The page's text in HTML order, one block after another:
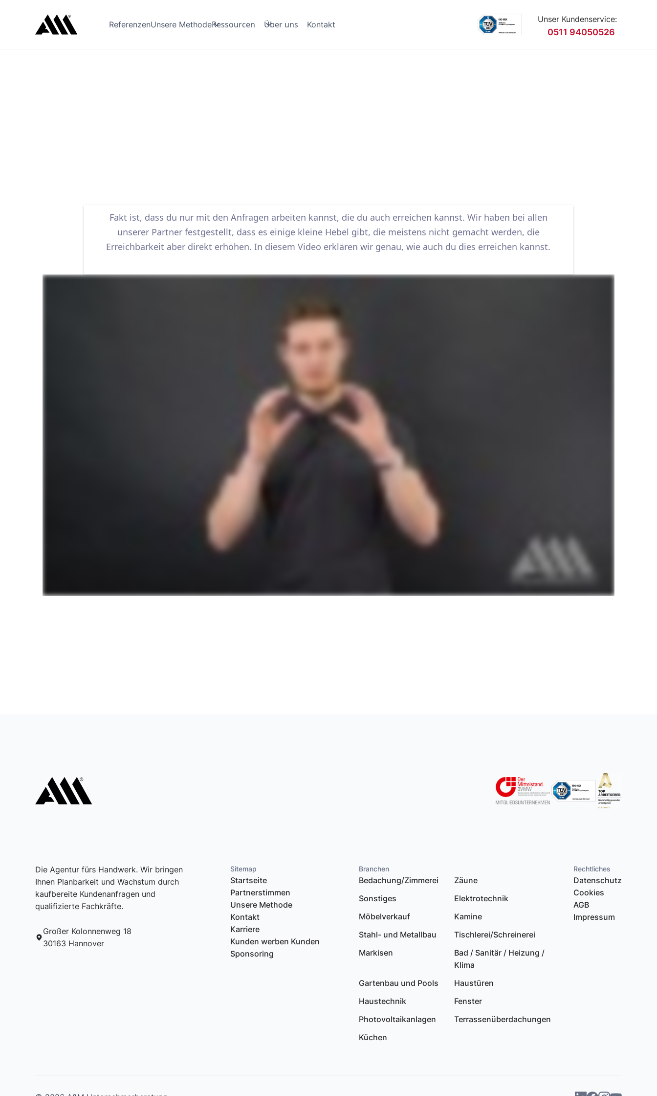
ReferenzenUnsere MethodeRessourcen Über uns Kontakt
Unser Kundenservice:
0511 94050526
Fakt ist, dass du nur mit den Anfragen arbeiten kannst, die du auch erreichen kannst. Wir haben bei allen
unserer Partner festgestellt, dass es einige kleine Hebel gibt, die meistens nicht gemacht werden, die
Erreichbarkeit aber direkt erhöhen. In diesem Video erklären wir genau, wie auch du dies erreichen kannst.
Die Agentur fürs Handwerk. Wir bringen
Ihnen Planbarkeit und Wachstum durch
kaufbereite Kundenanfragen und
qualifizierte Fachkräfte.
Großer Kolonnenweg 18
30163 Hannover
Sitemap
Startseite
Partnerstimmen
Unsere Methode
Kontakt
Karriere
Kunden werben Kunden
Sponsoring
Branchen
Bedachung/Zimmerei
Zäune
Sonstiges
Elektrotechnik
Möbelverkauf
Kamine
Stahl- und Metallbau
Tischlerei/Schreinerei
Markisen
Bad / Sanitär / Heizung /
Klima
Gartenbau und Pools
Haustüren
Haustechnik
Fenster
Photovoltaikanlagen
Terrassenüberdachungen
Küchen
Rechtliches
Datenschutz
Cookies
AGB
Impressum